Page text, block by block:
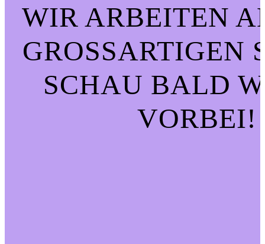
WIR ARBEITEN
GROSSARTIGEN
CHAU BALD
ORBEI!